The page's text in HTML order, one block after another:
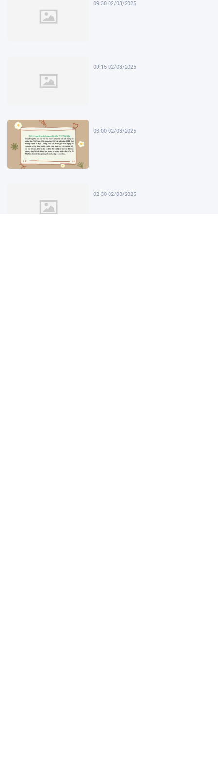
09:30 02/03/2025
09:15 02/03/2025
03:00 02/03/2025
02:30 02/03/2025